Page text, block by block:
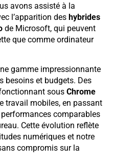
avons assisté à la
l’apparition des hybrides
de Microsoft, qui peuvent
que comme ordinateur
gamme impressionnante
besoins et budgets. Des
sous Chrome
travail mobiles, en passant
comparables
Cette évolution reflète
numériques et notre
compromis sur la